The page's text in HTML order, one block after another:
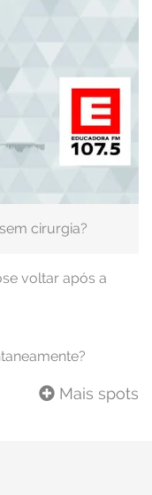
cirurgia?
voltar após a
Mais spots